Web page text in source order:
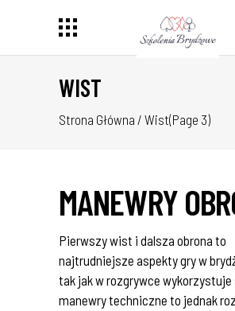
WIST
Strona Główna / Wist(Page 3)
MANEWRY
Pierwszy wist i dalsza obrona to
najtrudniejsze aspekty gry w
tak jak w rozgrywce
manewry techniczne to jednak